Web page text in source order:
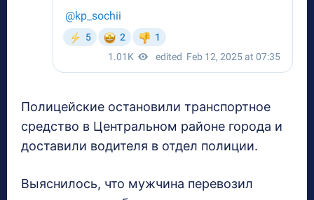
Полицейские остановили транспортное
средство в Центральном районе города и
доставили водителя в отдел полиции.
Выяснилось, что мужчина перевозил